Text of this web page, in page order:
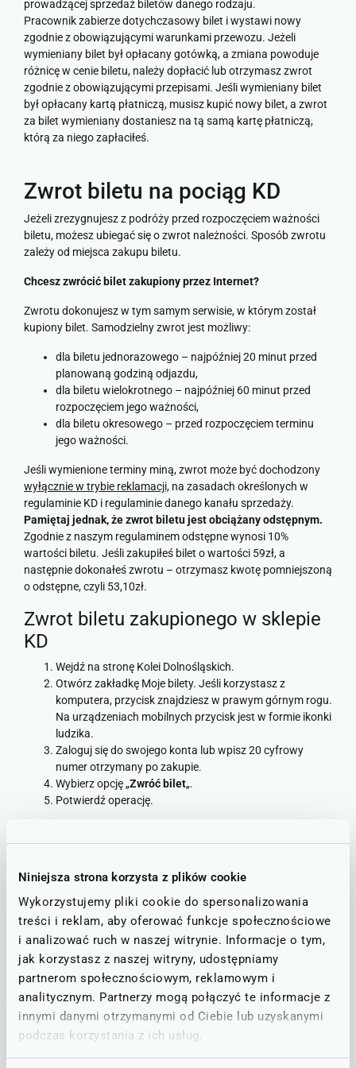
Niniejsza strona korzysta z plików cookie
Wykorzystujemy pliki cookie do spersonalizowania
treści i reklam, aby oferować funkcje społecznościowe
i analizować ruch w naszej witrynie. Informacje o tym,
jak korzystasz z naszej witryny, udostępniamy
partnerom społecznościowym, reklamowym i
analitycznym. Partnerzy mogą połączyć te informacje z
innymi danymi otrzymanymi od Ciebie lub uzyskanymi
podczas korzystania z ich usług.
prowadzącej sprzedaż biletów danego rodzaju.
Pracownik zabierze dotychczasowy bilet i wystawi nowy
zgodnie z obowiązującymi warunkami przewozu. Jeżeli
wymieniany bilet był opłacany gotówką, a zmiana powoduje
różnicę w cenie biletu, należy dopłacić lub otrzymasz zwrot
zgodnie z obowiązującymi przepisami. Jeśli wymieniany bilet
był opłacany kartą płatniczą, musisz kupić nowy bilet, a zwrot
za bilet wymieniany dostaniesz na tą samą kartę płatniczą,
którą za niego zapłaciłeś.
Zwrot biletu na pociąg KD
Jeżeli zrezygnujesz z podróży przed rozpoczęciem ważności
biletu, możesz ubiegać się o zwrot należności. Sposób zwrotu
zależy od miejsca zakupu biletu.
Chcesz zwrócić bilet zakupiony przez Internet?
Zwrotu dokonujesz w tym samym serwisie, w którym został
kupiony bilet. Samodzielny zwrot jest możliwy:
dla biletu jednorazowego – najpóźniej 20 minut przed
planowaną godziną odjazdu,
dla biletu wielokrotnego – najpóźniej 60 minut przed
rozpoczęciem jego ważności,
dla biletu okresowego – przed rozpoczęciem terminu
jego ważności.
Jeśli wymienione terminy miną, zwrot może być dochodzony
wyłącznie w trybie reklamacji, na zasadach określonych w
regulaminie KD i regulaminie danego kanału sprzedaży.
Pamiętaj jednak, że zwrot biletu jest obciążany odstępnym.
Zgodnie z naszym regulaminem odstępne wynosi 10%
wartości biletu. Jeśli zakupiłeś bilet o wartości 59zł, a
następnie dokonałeś zwrotu – otrzymasz kwotę pomniejszoną
o odstępne, czyli 53,10zł.
Zwrot biletu zakupionego w sklepie
KD
Wejdź na stronę Kolei Dolnośląskich.
Otwórz zakładkę Moje bilety. Jeśli korzystasz z
komputera, przycisk znajdziesz w prawym górnym rogu.
Na urządzeniach mobilnych przycisk jest w formie ikonki
ludzika.
Zaloguj się do swojego konta lub wpisz 20 cyfrowy
numer otrzymany po zakupie.
Wybierz opcję „Zwróć bilet„.
Potwierdź operację.
Dolnośląskich